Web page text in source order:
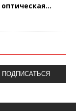
ПОДПИСАТЬСЯ